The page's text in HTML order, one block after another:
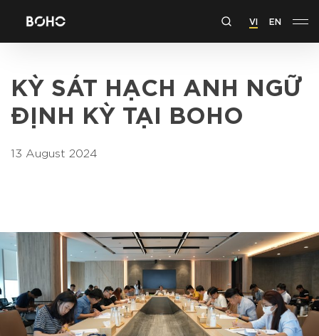
VI EN
KỲ SÁT HẠCH ANH NGỮ
ĐỊNH KỲ TẠI BOHO
13 August 2024